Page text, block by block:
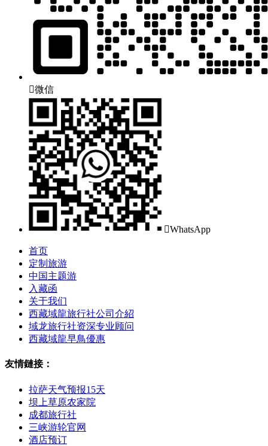
微信
WhatsApp
首页
定制旅游
中国主题游
入藏函
关于我们
西藏域龍旅行社公司介紹
域龙旅行社资深专业顾问
西藏域龍早鳥優惠
友情鏈接：
拉萨天气预报15天
坝上草原农家院
成都旅行社
三峡游轮官网
酒店预订